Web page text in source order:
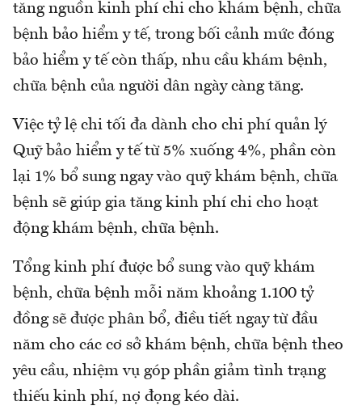
tăng nguồn kinh phí chi cho khám bệnh, chữa
bệnh bảo hiểm y tế, trong bối cảnh mức đóng
bảo hiểm y tế còn thấp, nhu cầu khám bệnh,
chữa bệnh của người dân ngày càng tăng.
Việc tỷ lệ chi tối đa dành cho chi phí quản lý
Quỹ bảo hiểm y tế từ 5% xuống 4%, phần còn
lại 1% bổ sung ngay vào quỹ khám bệnh, chữa
bệnh sẽ giúp gia tăng kinh phí chi cho hoạt
động khám bệnh, chữa bệnh.
Tổng kinh phí được bổ sung vào quỹ khám
bệnh, chữa bệnh mỗi năm khoảng 1.100 tỷ
đồng sẽ được phân bổ, điều tiết ngay từ đầu
năm cho các cơ sở khám bệnh, chữa bệnh theo
yêu cầu, nhiệm vụ góp phần giảm tình trạng
thiếu kinh phí, nợ đọng kéo dài.